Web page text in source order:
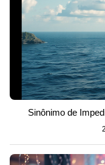
Sinônimo de